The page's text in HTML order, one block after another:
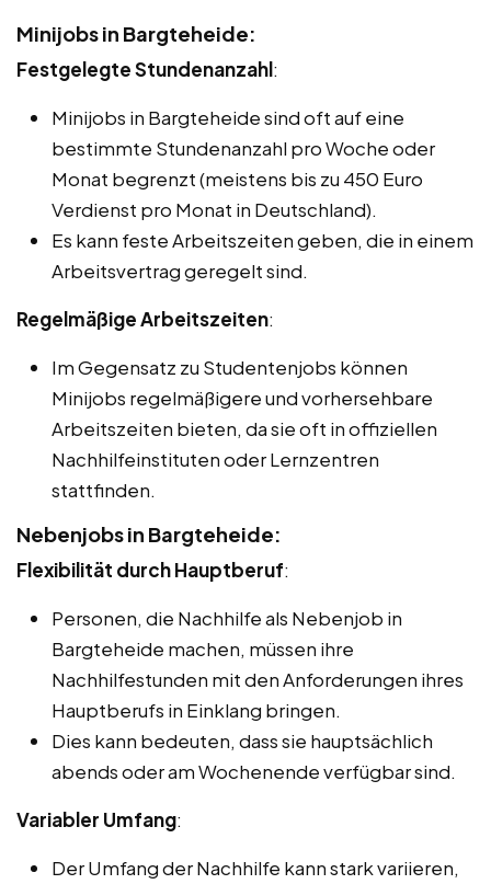
Minijobs in Bargteheide:
Festgelegte Stundenanzahl:
Minijobs in Bargteheide sind oft auf eine
bestimmte Stundenanzahl pro Woche oder
Monat begrenzt (meistens bis zu 450 Euro
Verdienst pro Monat in Deutschland).
Es kann feste Arbeitszeiten geben, die in einem
Arbeitsvertrag geregelt sind.
Regelmäßige Arbeitszeiten:
Im Gegensatz zu Studentenjobs können
Minijobs regelmäßigere und vorhersehbare
Arbeitszeiten bieten, da sie oft in offiziellen
Nachhilfeinstituten oder Lernzentren
stattfinden.
Nebenjobs in Bargteheide:
Flexibilität durch Hauptberuf:
Personen, die Nachhilfe als Nebenjob in
Bargteheide machen, müssen ihre
Nachhilfestunden mit den Anforderungen ihres
Hauptberufs in Einklang bringen.
Dies kann bedeuten, dass sie hauptsächlich
abends oder am Wochenende verfügbar sind.
Variabler Umfang:
Der Umfang der Nachhilfe kann stark variieren,